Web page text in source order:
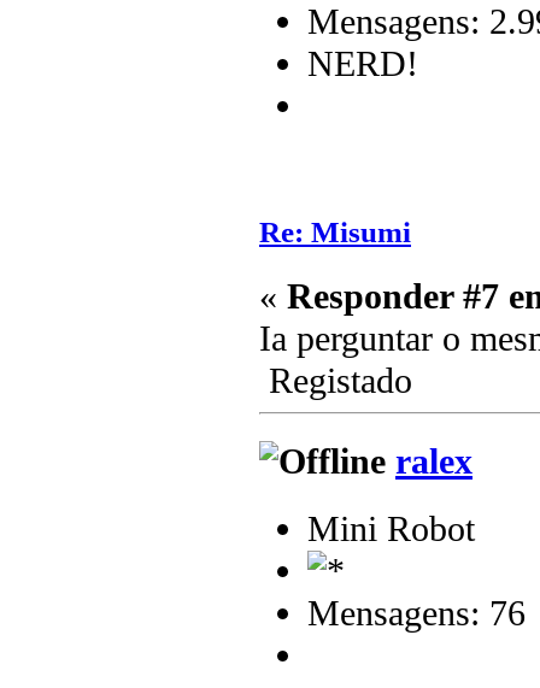
Mensagens:
NERD!
Re: Misumi
« Responder #7
Ia perguntar o
Registado
ralex
Mini Robot
Mensagens: 76